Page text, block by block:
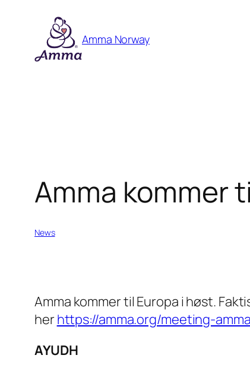
content
Amma Norway
Amma kommer
News
Amma kommer til Europa i høst.
her https://amma.org/meeting-
AYUDH